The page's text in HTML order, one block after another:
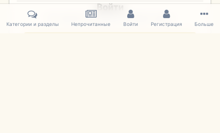
Войти
Уже зарегистрированы? Войдите здесь.
Категории и разделы Непрочитанные Войти Регистрация Больше